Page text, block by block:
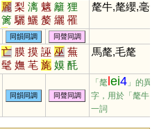
麗 梨 漓 魑 籬 狸
篱 驪 鱺 嫠 纚 罹
𠩺 漦 縭 褵 醨 鵹 孋
剺 离 孷 樆 斄 謧
釐 琍 犛 貍
氂牛,氂纓,毫氂
同韻同調 同聲同調
亡 膜 摸 誣 巫 蕪
髦 嫵 芼 旄 嫫 酕
軞 莁 氁 枆 堥 鷡
馬氂,毛氂
同韻同調 同聲同調
「氂 lei4 」的異
字，用於「氂牛」
一詞